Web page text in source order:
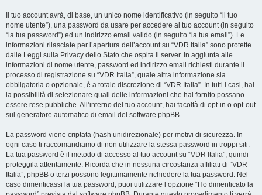
Il tuo account avrà, di base, un unico nome identificativo (in seguito “il tuo
nome utente”), una password da usare per accedere al tuo account (in seguito
“la tua password”) ed un indirizzo email valido (in seguito “la tua email”). Le
informazioni rilasciate per l’apertura dell’account su “VDR Italia” sono protette
dalle Leggi sulla Privacy dello Stato che ospita il server. In aggiunta alle
informazioni di nome utente, password ed indirizzo email richiesti durante il
processo di registrazione su “VDR Italia”, quale altra informazione sia
obbligatoria o opzionale, è a totale discrezione di “VDR Italia”. In tutti i casi, hai
la possibilità di selezionare quali delle informazioni che hai fornito possano
essere rese pubbliche. All’interno del tuo account, hai facoltà di opt-in o opt-out
sul generatore automatico di email del software phpBB.
La password viene criptata (hash unidirezionale) per motivi di sicurezza. In
ogni caso ti raccomandiamo di non utilizzare la stessa password in troppi siti.
La tua password è il metodo di accesso al tuo account su “VDR Italia”, quindi
proteggila attentamente. Ricorda che in nessuna circostanza affiliati di “VDR
Italia”, phpBB o terzi possono legittimamente richiedere la tua password. Nel
caso dimenticassi la tua password, puoi utilizzare l’opzione “Ho dimenticato la